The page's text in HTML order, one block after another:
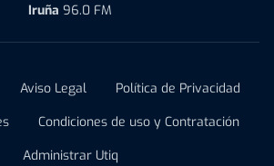
Iruña 96.0 FM
Aviso Legal
Política de Privacidad
Condiciones de uso y Contratación
Administrar Utiq